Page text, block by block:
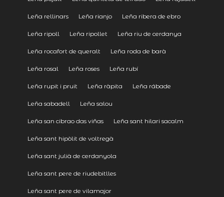
Leña rellinars Leña rianjo Leña ribera de ebro
Leña ripoll Leña ripollet Leña riu de cerdanya
Leña rocafort de queralt Leña roda de barà
Leña rosal Leña roses Leña rubí
Leña rupit i pruit Leña ràpita Leña rábade
Leña sabadell Leña salou
Leña san cibrao das viñas Leña sant hilari sacalm
Leña sant hipòlit de voltregà
Leña sant julià de cerdanyola
Leña sant pere de riudebitlles
Leña sant pere de vilamajor